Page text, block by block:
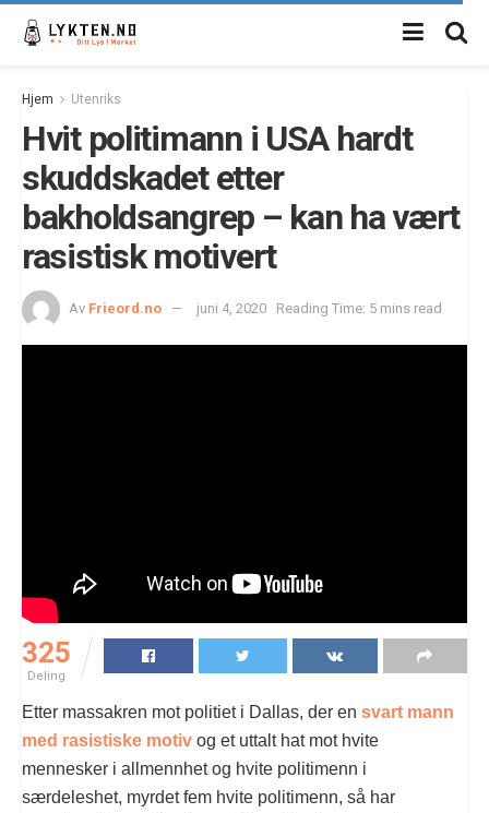
Hjem Utenriks
Hvit politimann i USA hardt
skuddskadet etter
bakholdsangrep – kan ha vært
rasistisk motivert
Av Frieord.no juni 4, 2020 Reading Time: 5 mins read
325
Deling
Etter massakren mot politiet i Dallas, der en svart mann
med rasistiske motiv og et uttalt hat mot hvite
mennesker i allmennhet og hvite politimenn i
særdeleshet, myrdet fem hvite politimenn, så har